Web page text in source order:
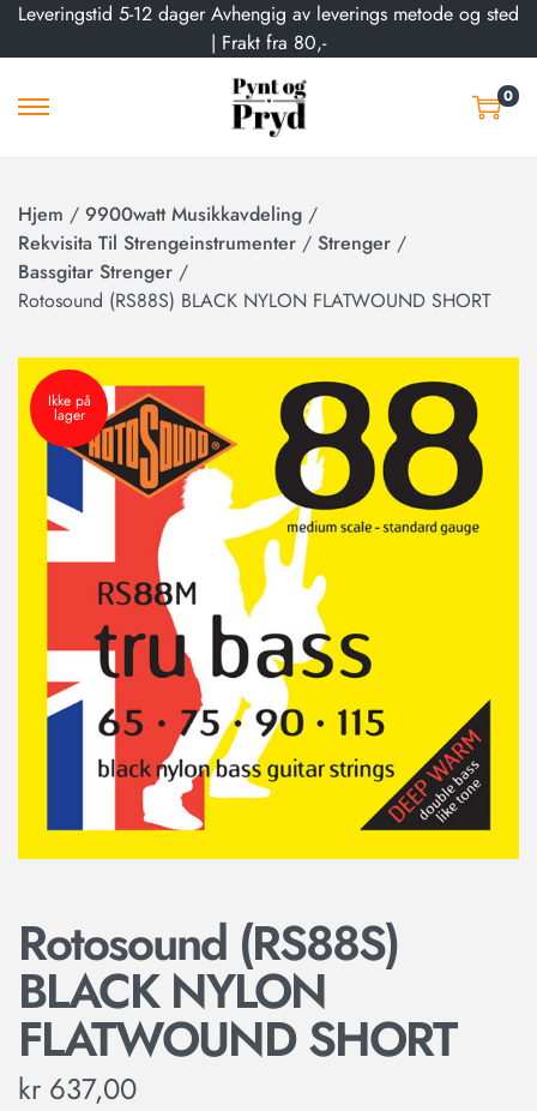
Leveringstid 5-12 dager Avhengig av leverings metode og sted
| Frakt fra 80,-
0
Hjem / 9900watt Musikkavdeling /
Rekvisita Til Strengeinstrumenter / Strenger /
Bassgitar Strenger /
Rotosound (RS88S) BLACK NYLON FLATWOUND SHORT
Ikke på
lager
Rotosound (RS88S)
BLACK NYLON
FLATWOUND SHORT
kr 637,00